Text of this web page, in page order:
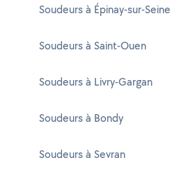
Soudeurs à Épinay-sur-Seine
Soudeurs à Saint-Ouen
Soudeurs à Livry-Gargan
Soudeurs à Bondy
Soudeurs à Sevran